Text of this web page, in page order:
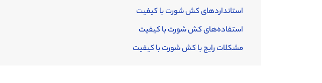
استانداردهای کش شورت با کیفیت
استفاده‌های کش شورت با کیفیت
مشکلات رایج با کش شورت با کیفیت